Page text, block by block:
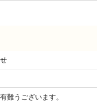
難うございます。